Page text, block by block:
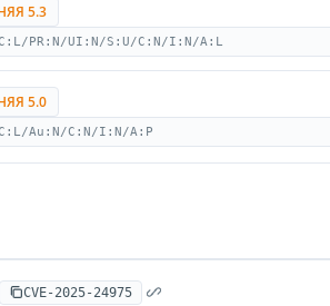
5.3
PR:N/UI:N/S:U/C:N/I:N/A:L
5.0
Au:N/C:N/I:N/A:P
CVE-2025-24975